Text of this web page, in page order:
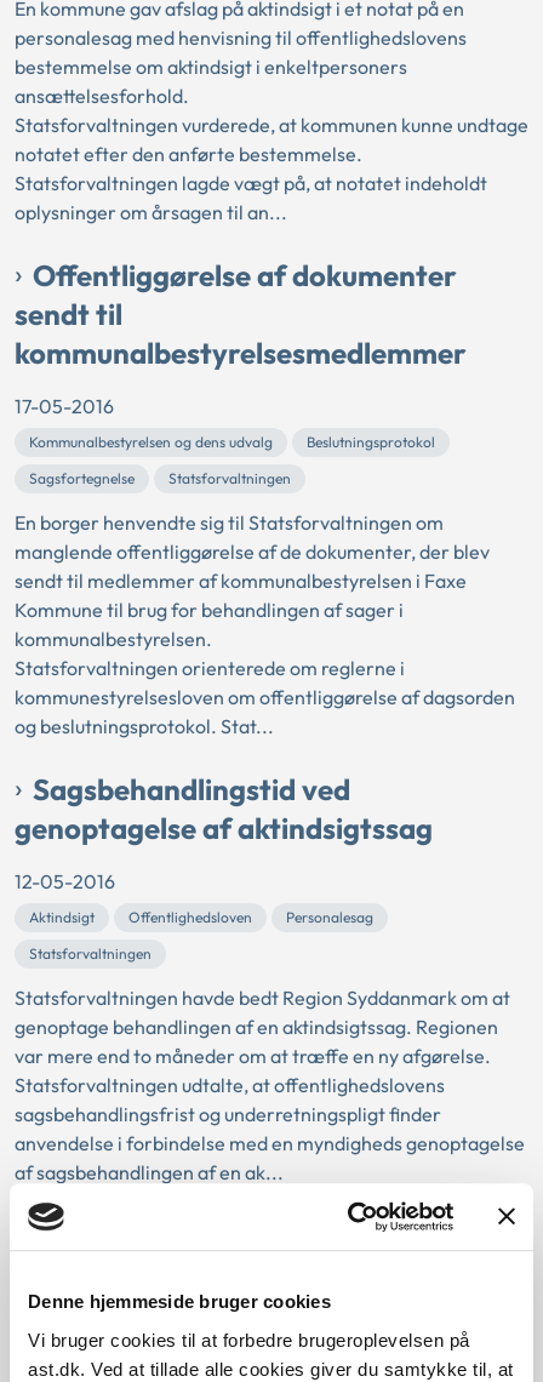
Denne hjemmeside bruger cookies
Vi bruger cookies til at forbedre brugeroplevelsen på
ast.dk. Ved at tillade alle cookies giver du samtykke til, at
En kommune gav afslag på aktindsigt i et notat på en
personalesag med henvisning til offentlighedslovens
bestemmelse om aktindsigt i enkeltpersoners
ansættelsesforhold.
Statsforvaltningen vurderede, at kommunen kunne undtage
notatet efter den anførte bestemmelse.
Statsforvaltningen lagde vægt på, at notatet indeholdt
oplysninger om årsagen til an...
Offentliggørelse af dokumenter
sendt til
kommunalbestyrelsesmedlemmer
17-05-2016
Kommunalbestyrelsen og dens udvalg
Beslutningsprotokol
Sagsfortegnelse
Statsforvaltningen
En borger henvendte sig til Statsforvaltningen om
manglende offentliggørelse af de dokumenter, der blev
sendt til medlemmer af kommunalbestyrelsen i Faxe
Kommune til brug for behandlingen af sager i
kommunalbestyrelsen.
Statsforvaltningen orienterede om reglerne i
kommunestyrelsesloven om offentliggørelse af dagsorden
og beslutningsprotokol. Stat...
Sagsbehandlingstid ved
genoptagelse af aktindsigtssag
12-05-2016
Aktindsigt Offentlighedsloven
Personalesag
Statsforvaltningen
Statsforvaltningen havde bedt Region Syddanmark om at
genoptage behandlingen af en aktindsigtssag. Regionen
var mere end to måneder om at træffe en ny afgørelse.
Statsforvaltningen udtalte, at offentlighedslovens
sagsbehandlingsfrist og underretningspligt finder
anvendelse i forbindelse med en myndigheds genoptagelse
af sagsbehandlingen af en ak...
Afslag på dataudtræk af
02-05-2016
Aktindsigt Offentlighedsloven Personalesag